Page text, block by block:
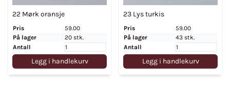
22 Mørk oransje
Pris
59.00
På lager
20 stk.
Antall
Legg i handlekurv
23 Lys turkis
Pris
59.00
På lager
43 stk.
Antall
Legg i handlekurv